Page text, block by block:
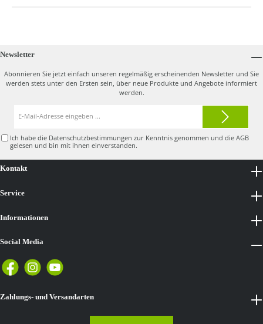
Newsletter
Abonnieren Sie jetzt einfach unseren regelmäßig erscheinenden Newsletter und Sie
werden stets unter den Ersten sein, über neue Produkte und Angebote informiert
werden.
Ich habe die Datenschutzbestimmungen zur Kenntnis genommen und dieAGB
gelesen und bin mit ihnen einverstanden.
Kontakt
Service
Informationen
Zahlungs- und Versandarten
Social Media